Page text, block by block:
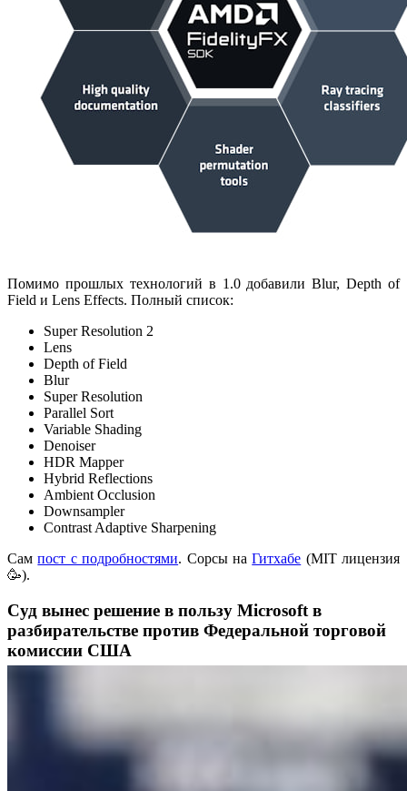
Помимо прошлых технологий в 1.0 добавили Blur, Depth of
Field и Lens Effects. Полный список:
Super Resolution 2
Lens
Depth of Field
Blur
Super Resolution
Parallel Sort
Variable Shading
Denoiser
HDR Mapper
Hybrid Reflections
Ambient Occlusion
Downsampler
Contrast Adaptive Sharpening
Сампост с подробностями. Сорсы наГитхабе (MIT лицензия
🥳).
Суд вынес решение в пользу Microsoft в
разбирательстве против Федеральной торговой
комиссии США